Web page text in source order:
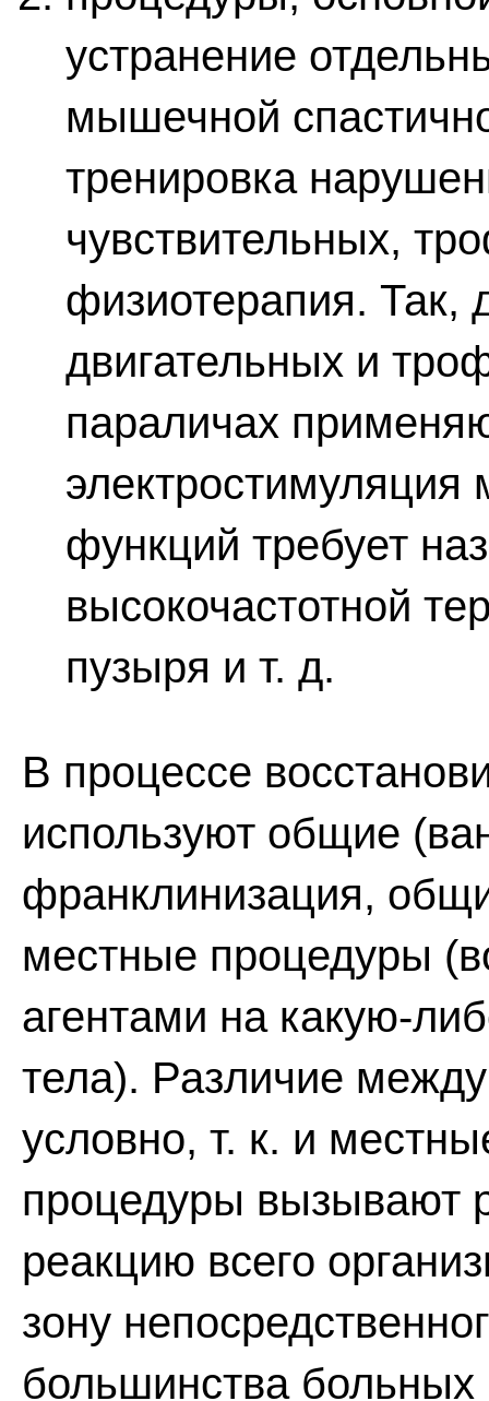
устранение
мышечной
тренировка
чувствительных,
физиотерапия. Так,
двигательных и
параличах
функций требует
высокочастотной
пузыря и т. д.
В процессе
используют общие
франклинизация,
местные процедуры
агентами на какую-
тела). Различие
условно, т. к. и
процедуры вызывают
реакцию всего
зону
большинства больных